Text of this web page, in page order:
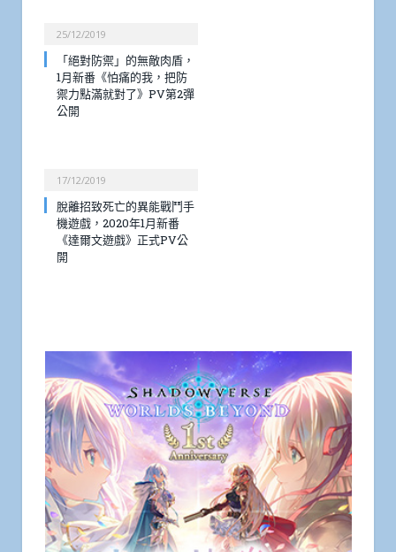
25/12/2019
「絕對防禦」的無敵肉盾，
1月新番《怕痛的我，把防
禦力點滿就對了》PV第2彈
公開
17/12/2019
脫離招致死亡的異能戰鬥手
機遊戲，2020年1月新番
《達爾文遊戲》正式PV公
開